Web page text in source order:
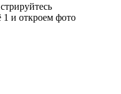
и откроем фото